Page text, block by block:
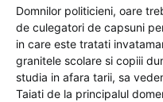
Domnilor politicieni, oare
de culegatori de capsuni
in care este tratati
granitele scolare si copiii
studia in afara tarii, sa
Taiati de la principalul